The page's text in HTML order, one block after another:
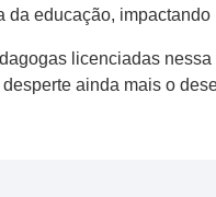
da educação,
licenciadas
ainda mais o